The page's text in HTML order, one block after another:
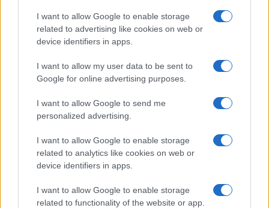
I want to allow Google to enable storage
related to advertising like cookies on web or
device identifiers in apps.
I want to allow my user data to be sent to
Google for online advertising purposes.
I want to allow Google to send me
personalized advertising.
I want to allow Google to enable storage
related to analytics like cookies on web or
device identifiers in apps.
I want to allow Google to enable storage
related to functionality of the website or app.
A fuoco un deposito con bombole, intervento dei
vigili del fuoco a Rudalza
Ristorante distrutto dalle fiamme a La
Maddalena, incendio a Monti d’à rena
Le previsioni meteo per il weekend a Olbia e in
Michelle Hunziker in Gallura, bella anche dal